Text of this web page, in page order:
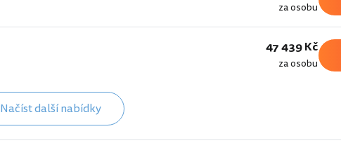
za osobu
47 439 Kč
za osobu
Načíst další nabídky